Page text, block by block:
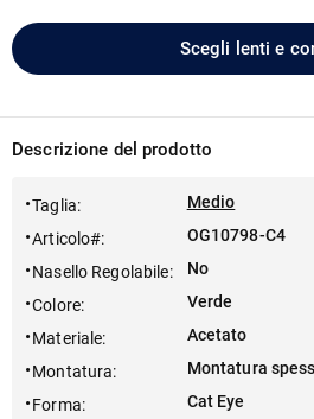
Scegli lenti e
Descrizione del prodotto
Taglia:
Medio
Articolo#:
OG10798-C4
Nasello Regolabile:
No
Colore:
Verde
Materiale:
Acetato
Montatura:
Montatura
Forma:
Cat Eye